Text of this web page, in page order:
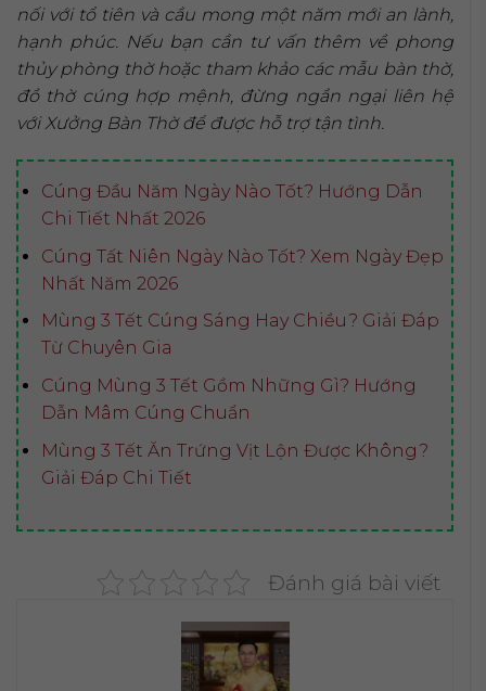
nối với tổ tiên và cầu mong một năm mới an lành,
hạnh phúc. Nếu bạn cần tư vấn thêm về phong
thủy phòng thờ hoặc tham khảo các mẫu bàn thờ,
đồ thờ cúng hợp mệnh, đừng ngần ngại liên hệ
với Xưởng Bàn Thờ để được hỗ trợ tận tình.
Cúng Đầu Năm Ngày Nào Tốt? Hướng Dẫn
Chi Tiết Nhất 2026
Cúng Tất Niên Ngày Nào Tốt? Xem Ngày Đẹp
Nhất Năm 2026
Mùng 3 Tết Cúng Sáng Hay Chiều? Giải Đáp
Từ Chuyên Gia
Cúng Mùng 3 Tết Gồm Những Gì? Hướng
Dẫn Mâm Cúng Chuẩn
Mùng 3 Tết Ăn Trứng Vịt Lộn Được Không?
Giải Đáp Chi Tiết
Đánh giá bài viết